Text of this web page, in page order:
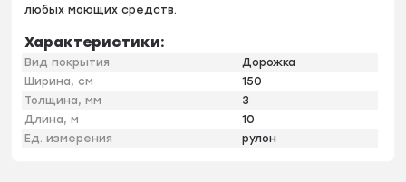
любых моющих средств.
Характеристики:
Вид покрытия
Дорожка
Ширина, см
150
Толщина, мм
3
Длина, м
10
Ед. измерения
рулон